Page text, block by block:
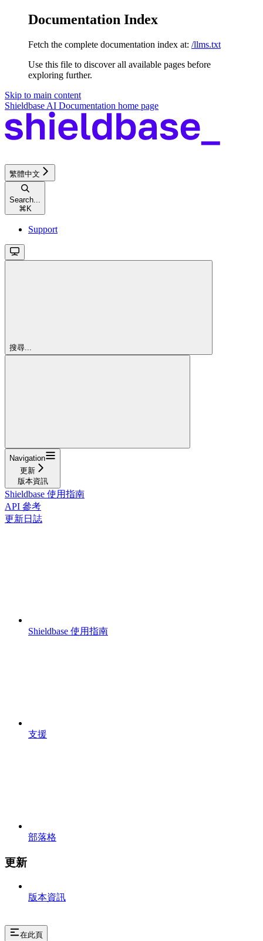
Documentation Index
Fetch the complete documentation index at: /llms.txt
Use this file to discover all available pages before
exploring further.
Skip to main content
Shieldbase AI Documentation home page
繁體中文
Search...
⌘ K
Support
搜尋...
Navigation
更新
版本資訊
Shieldbase 使用指南
API 參考
更新日誌
Shieldbase 使用指南
支援
部落格
更新
版本資訊
在此頁